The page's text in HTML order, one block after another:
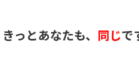
きっとあなたも、 同じで